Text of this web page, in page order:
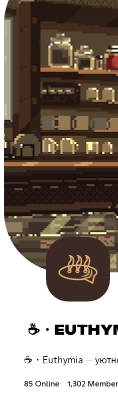
☕・
☕・Euthymia —
85 Online 1,302